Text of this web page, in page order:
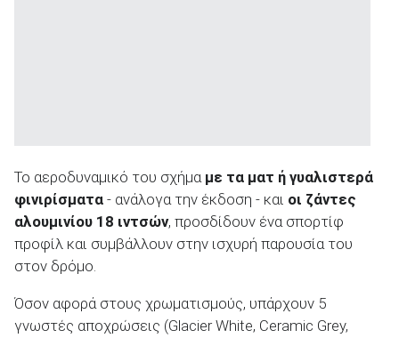
Το αεροδυναμικό του σχήμα με τα ματ ή γυαλιστερά
φινιρίσματα - ανάλογα την έκδοση - και οι ζάντες
αλουμινίου 18 ιντσών, προσδίδουν ένα σπορτίφ
προφίλ και συμβάλλουν στην ισχυρή παρουσία του
στον δρόμο.
Όσον αφορά στους χρωματισμούς, υπάρχουν 5
γνωστές αποχρώσεις (Glacier White, Ceramic Grey,